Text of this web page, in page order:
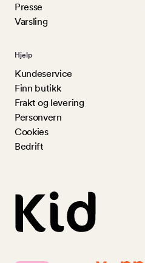
Presse
Varsling
Hjelp
Kundeservice
Finn butikk
Frakt og levering
Personvern
Cookies
Bedrift